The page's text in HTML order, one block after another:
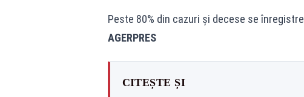
Peste 80% din cazuri şi decese se
AGERPRES
CITEȘTE ȘI